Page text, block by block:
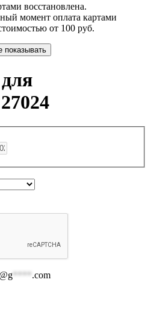
восстановлена.
момент оплата картами
от 100 руб.
показывать
****.com